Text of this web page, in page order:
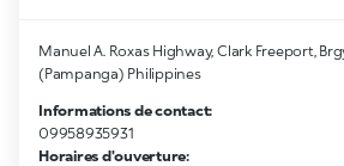
Manuel A. Roxas Highway, Clark Freeport,
(Pampanga) Philippines
Informations de contact:
09958935931
Horaires d'ouverture: